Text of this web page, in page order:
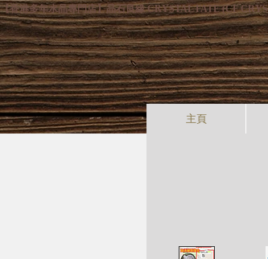
【香港多年水晶專門店】晶石良緣 CRYSTAL FATE (CF
主頁